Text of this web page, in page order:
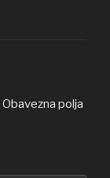
Obavezna polja